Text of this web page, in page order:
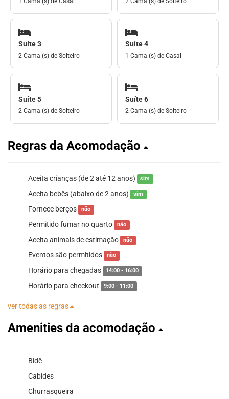
Suíte 3
2 Cama (s) de Solteiro
Suíte 4
1 Cama (s) de Casal
Suíte 5
2 Cama (s) de Solteiro
Suíte 6
2 Cama (s) de Solteiro
Regras da Acomodação
Aceita crianças (de 2 até 12 anos) sim
Aceita bebês (abaixo de 2 anos) sim
Fornece berços não
Permitido fumar no quarto não
Aceita animais de estimação não
Eventos são permitidos não
Horário para chegadas 14:00 - 16:00
Horário para checkout 9:00 - 11:00
ver todas as regras
Amenities da acomodação
Bidê
Cabides
Churrasqueira